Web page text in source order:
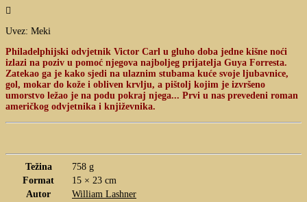

Uvez: Meki
Philadelphijski odvjetnik Victor Carl u gluho doba jedne kišne noći
izlazi na poziv u pomoć njegova najboljeg prijatelja Guya Forresta.
Zatekao ga je kako sjedi na ulaznim stubama kuće svoje ljubavnice,
gol, mokar do kože i obliven krvlju, a pištolj kojim je izvršeno
umorstvo ležao je na podu pokraj njega... Prvi u nas prevedeni roman
američkog odvjetnika i književnika.
Težina
758 g
Format
15 × 23 cm
Autor
William Lashner